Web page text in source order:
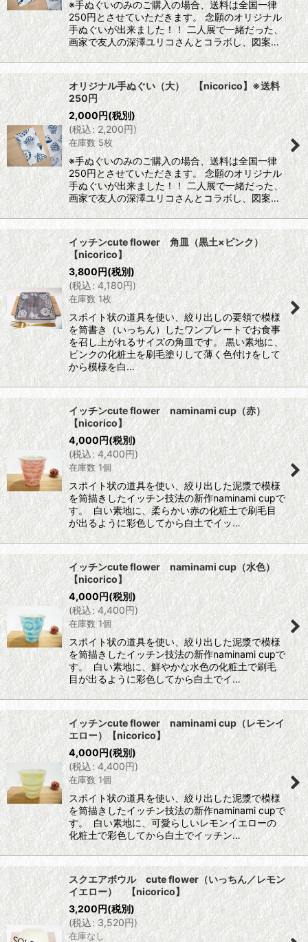
※手ぬぐいのみのご購入の場合、送料は全国一律
250円とさせていただきます。 念願のオリジナル
手ぬぐいが出来ました！！ 二人展で一緒だった、
画家で友人の深澤ユリコさんとコラボし、図案…
オリジナル手ぬぐい（大） 【nicorico】※送料
250円
2,000円(税別)
(税込: 2,200円)
在庫数 5枚
※手ぬぐいのみのご購入の場合、送料は全国一律
250円とさせていただきます。 念願のオリジナル
手ぬぐいが出来ました！！ 二人展で一緒だった、
画家で友人の深澤ユリコさんとコラボし、図案…
イッチンcute flower 角皿（黒土×ピンク）
【nicorico】
3,800円(税別)
(税込: 4,180円)
在庫数 1枚
スポイト状の道具を使い、絞り出しの要領で模様
を筒書き（いっちん）したワンプレートでお食事
を召し上がれるサイズの角皿です。 黒い素地に、
ピンクの化粧土を刷毛塗りして薄く色付けをして
から模様を白…
イッチンcute flower naminami cup（赤）
【nicorico】
4,000円(税別)
(税込: 4,400円)
在庫数 1個
スポイト状の道具を使い、絞り出した泥漿で模様
を筒描きしたイッチン技法の新作naminami cupで
す。 白い素地に、柔らかい赤の化粧土で刷毛目
が出るように彩色してから白土でイッ…
イッチンcute flower naminami cup（水色）
【nicorico】
4,000円(税別)
(税込: 4,400円)
在庫数 1個
スポイト状の道具を使い、絞り出した泥漿で模様
を筒描きしたイッチン技法の新作naminami cupで
す。 白い素地に、鮮やかな水色の化粧土で刷毛
目が出るように彩色してから白土でイ…
イッチンcute flower naminami cup（レモンイ
エロー）【nicorico】
4,000円(税別)
(税込: 4,400円)
在庫数 1個
スポイト状の道具を使い、絞り出した泥漿で模様
を筒描きしたイッチン技法の新作naminami cupで
す。 白い素地に、可愛らしいレモンイエローの
化粧土で彩色してから白土でイッチン…
スクエアボウル cute flower（いっちん／レモン
イエロー） 【nicorico】
3,200円(税別)
(税込: 3,520円)
在庫なし